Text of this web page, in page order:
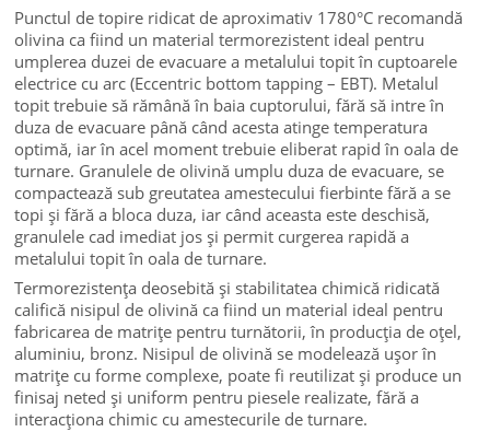
Punctul de topire ridicat de aproximativ 1780°C recomandă
olivina ca fiind un material termorezistent ideal pentru
umplerea duzei de evacuare a metalului topit în cuptoarele
electrice cu arc (Eccentric bottom tapping – EBT). Metalul
topit trebuie să rămână în baia cuptorului, fără să intre în
duza de evacuare până când acesta atinge temperatura
optimă, iar în acel moment trebuie eliberat rapid în oala de
turnare. Granulele de olivină umplu duza de evacuare, se
compactează sub greutatea amestecului fierbinte fără a se
topi și fără a bloca duza, iar când aceasta este deschisă,
granulele cad imediat jos și permit curgerea rapidă a
metalului topit în oala de turnare.
Termorezistența deosebită și stabilitatea chimică ridicată
califică nisipul de olivină ca fiind un material ideal pentru
fabricarea de matrițe pentru turnătorii, în producția de oțel,
aluminiu, bronz. Nisipul de olivină se modelează ușor în
matrițe cu forme complexe, poate fi reutilizat și produce un
finisaj neted și uniform pentru piesele realizate, fără a
interacționa chimic cu amestecurile de turnare.